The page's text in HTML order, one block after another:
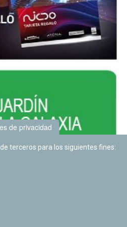
de privacidad
terceros para los siguientes fines: